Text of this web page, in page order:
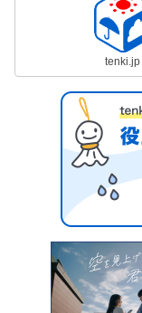
tenki.jp